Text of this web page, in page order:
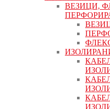
ВЕЗИЦИ,